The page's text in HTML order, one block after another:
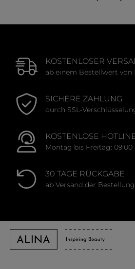
KOSTENLOSER
ab einem Bestellwert von
SICHERE ZAHLUNG
durch SSL-
KOSTENLOSE
Montag bis Freitag: 09:00
30 TAGE RÜCKGABE
ab Versand der Bestellung